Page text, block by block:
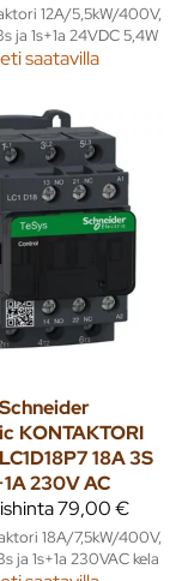
12A/5,5kW/400V,
ja 1s+1a 24VDC 5,4W
saatavilla
Schneider
KONTAKTORI
18A 3S
230V AC
79,00 €
18A/7,5kW/400V,
ja 1s+1a 230VAC kela